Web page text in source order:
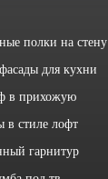
полки на стену
для кухни
в прихожую
в стиле лофт
гарнитур